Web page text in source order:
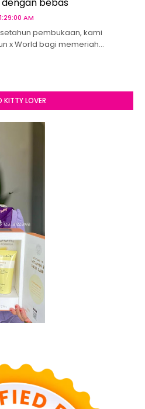
AM
pembukaan, kami
x World bagi memeriah…
KITTY LOVER